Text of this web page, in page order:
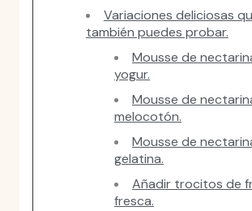
Variaciones deliciosas
también puedes probar.
Mousse de
yogur.
Mousse de
melocotón.
Mousse de
gelatina.
Añadir trocitos de
fresca.